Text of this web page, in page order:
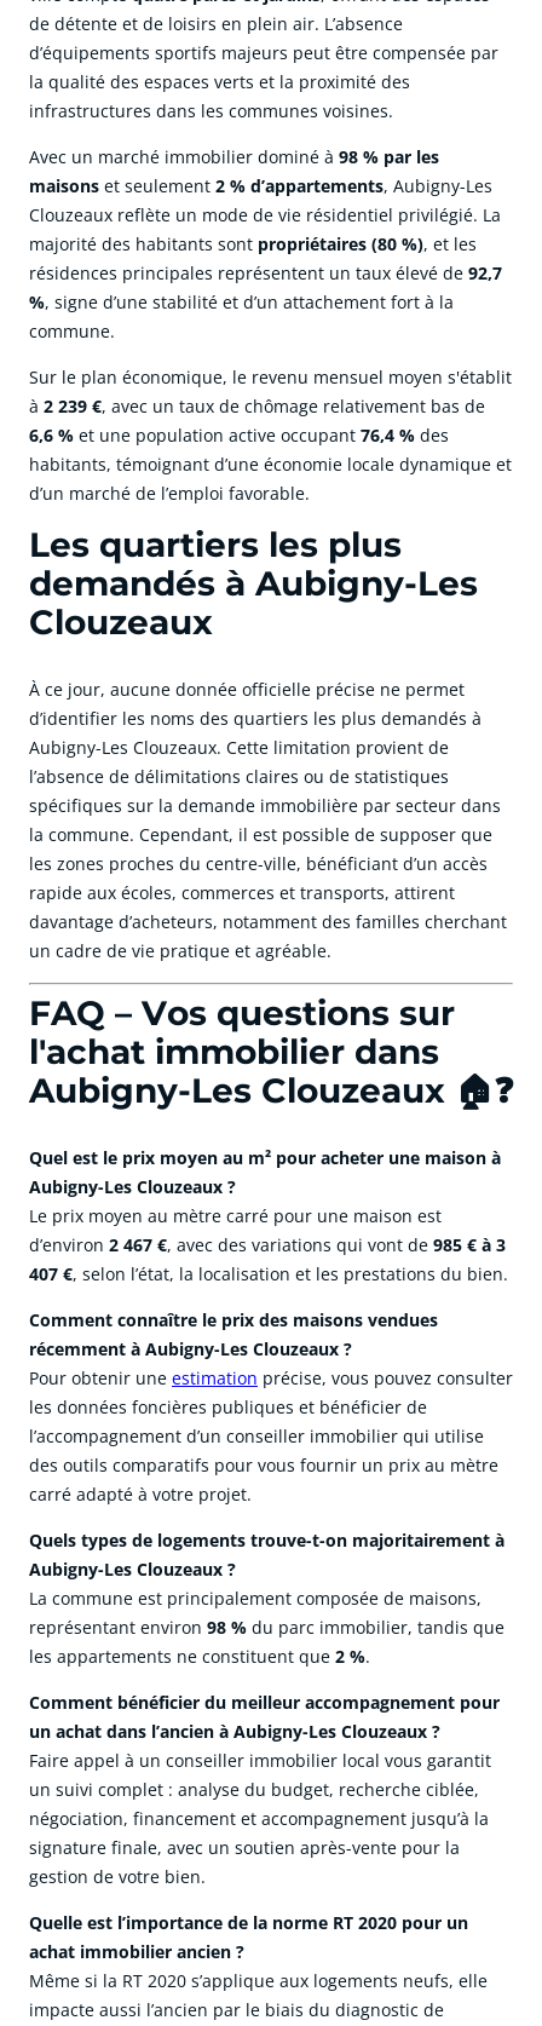
de détente et de loisirs en plein air. L’absence
d’équipements sportifs majeurs peut être compensée par
la qualité des espaces verts et la proximité des
infrastructures dans les communes voisines.
Avec un marché immobilier dominé à 98 % par les
maisons et seulement 2 % d’appartements, Aubigny-Les
Clouzeaux reflète un mode de vie résidentiel privilégié. La
majorité des habitants sont propriétaires (80 %), et les
résidences principales représentent un taux élevé de 92,7
%, signe d’une stabilité et d’un attachement fort à la
commune.
Sur le plan économique, le revenu mensuel moyen s'établit
à 2 239 €, avec un taux de chômage relativement bas de
6,6 % et une population active occupant 76,4 % des
habitants, témoignant d’une économie locale dynamique et
d’un marché de l’emploi favorable.
Les quartiers les plus
demandés à Aubigny-Les
Clouzeaux
À ce jour, aucune donnée officielle précise ne permet
d’identifier les noms des quartiers les plus demandés à
Aubigny-Les Clouzeaux. Cette limitation provient de
l’absence de délimitations claires ou de statistiques
spécifiques sur la demande immobilière par secteur dans
la commune. Cependant, il est possible de supposer que
les zones proches du centre-ville, bénéficiant d’un accès
rapide aux écoles, commerces et transports, attirent
davantage d’acheteurs, notamment des familles cherchant
un cadre de vie pratique et agréable.
FAQ – Vos questions sur
l'achat immobilier dans
Aubigny-Les Clouzeaux 🏠❓
Quel est le prix moyen au m² pour acheter une maison à
Aubigny-Les Clouzeaux ?
Le prix moyen au mètre carré pour une maison est
d’environ 2 467 €, avec des variations qui vont de 985 € à 3
407 €, selon l’état, la localisation et les prestations du bien.
Comment connaître le prix des maisons vendues
récemment à Aubigny-Les Clouzeaux ?
Pour obtenir une estimation précise, vous pouvez consulter
les données foncières publiques et bénéficier de
l’accompagnement d’un conseiller immobilier qui utilise
des outils comparatifs pour vous fournir un prix au mètre
carré adapté à votre projet.
Quels types de logements trouve-t-on majoritairement à
Aubigny-Les Clouzeaux ?
La commune est principalement composée de maisons,
représentant environ 98 % du parc immobilier, tandis que
les appartements ne constituent que 2 %.
Comment bénéficier du meilleur accompagnement pour
un achat dans l’ancien à Aubigny-Les Clouzeaux ?
Faire appel à un conseiller immobilier local vous garantit
un suivi complet : analyse du budget, recherche ciblée,
négociation, financement et accompagnement jusqu’à la
signature finale, avec un soutien après-vente pour la
gestion de votre bien.
Quelle est l’importance de la norme RT 2020 pour un
achat immobilier ancien ?
Même si la RT 2020 s’applique aux logements neufs, elle
impacte aussi l’ancien par le biais du diagnostic de